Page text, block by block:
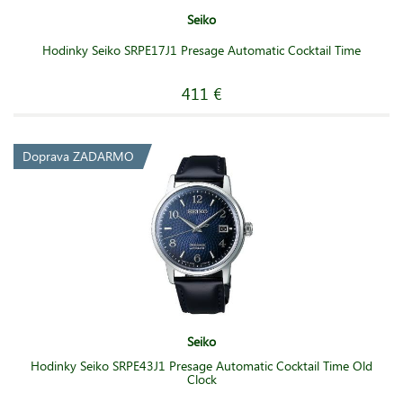
Seiko
Hodinky Seiko SRPE17J1 Presage Automatic Cocktail Time
411 €
Doprava ZADARMO
Seiko
Hodinky Seiko SRPE43J1 Presage Automatic Cocktail Time Old
Clock